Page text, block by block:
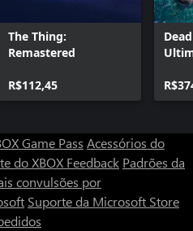
The Thing:
Remastered
R$112,45
Game Pass Acessórios do
do XBOX Feedback Padrões da
convulsões por
Suporte da Microsoft Store